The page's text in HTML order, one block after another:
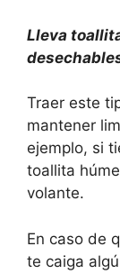
Lleva
Traer este
mantener
ejemplo, si
toallita
volante.
En caso de
te caiga